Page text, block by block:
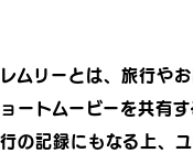
レムリーとは、旅行や
ョートムービーを共有
行の記録にもなる上、